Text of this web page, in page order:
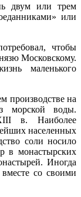
двум или трем
или
чтобы
Московскому.
маленького
производстве на
морской воды.
в. Наиболее
населенных
соли носило
в монастырских
Иногда
со своими